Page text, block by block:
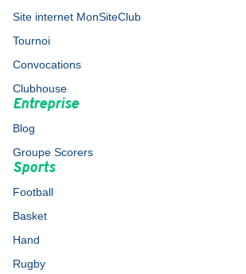
Site internet MonSiteClub
Tournoi
Convocations
Clubhouse
Entreprise
Blog
Groupe Scorers
Sports
Football
Basket
Hand
Rugby